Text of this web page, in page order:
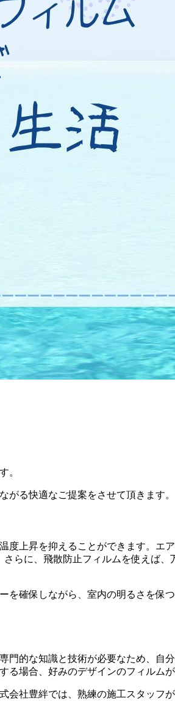
。
る快適なご提案をさせて頂きます。
上昇を抑えることができます。エ
らに、飛散防止フィルムを使えば
確保しながら、室内の明るさを保
的な知識と技術が必要なため、自
場合、好みのデザインのフィルム
社豊絆では、熟練の施工スタッフ